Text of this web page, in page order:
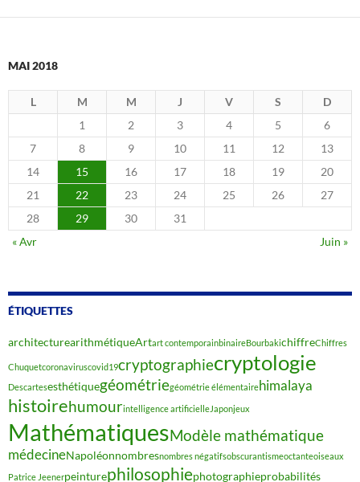
MAI 2018
L M M J V S
D
1
2 3 4 5
6
7
8 9 10 11 12
13
14
15 16 17 18 19
20
21
22 23 24 25 26
27
28
29 30
31
« Avr
Juin »
ÉTIQUETTES
architecturearithmétiqueArtart contemporainbinaireBourbakichiffreChiffres
Chuquetcoronaviruscovid19cryptographiecryptologie
Descartesesthétiquegéométriegéométrie élémentairehimalaya
histoirehumourintelligence artificielleJaponjeux
MathématiquesModèle mathématique
médecineNapoléonnombresnombres négatifsobscurantismeoctanteoiseaux
Patrice Jeenerpeinturephilosophiephotographieprobabilités